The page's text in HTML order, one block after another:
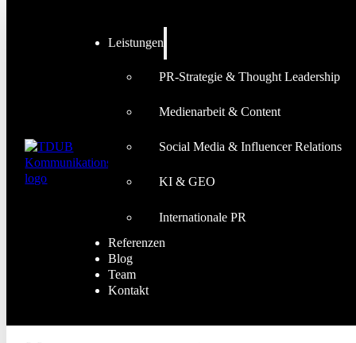
Leistungen
PR-Strategie & Thought Leadership
Medienarbeit & Content
Social Media & Influencer Relations
KI & GEO
Internationale PR
Referenzen
Blog
Team
Kontakt